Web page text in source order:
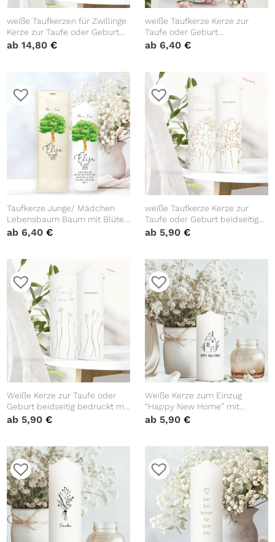
weiße Taufkerzen für Zwillinge
Kerze zur Taufe oder Geburt
mit Delphinen mit Namen
ab14,80€
weiße Taufkerze Kerze zur
Taufe oder Geburt
Blumenkranz Rosen mit Name
ab 6,40 €
Taufkerze Junge/ Mädchen
Lebensbaum Baum mit Blüten
bedruckt mit Namen, Datum
Taufspruch
ab 6,40€
weiße Taufkerze Kerze zur
Taufe oder Geburt beidseitig
bedruckt mit zart rosa
ab 5,90 €
Weiße Kerze zur Taufe oder
Geburt beidseitig bedruckt mit
zart rosa Blumen
ab 5,90€
Weiße Kerze zum Einzug
“Happy New Home” mit
Spruch und Haus
ab 5,90 €